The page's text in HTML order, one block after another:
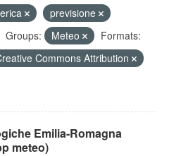
previsione
Groups: Meteo
Formats:
Commons Attribution
Emilia-Romagna
meteo)